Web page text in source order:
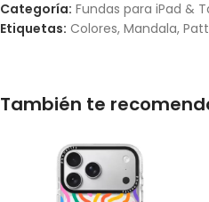
Categoría: Fundas para iPad &
Etiquetas: Colores, Mandala,
También te